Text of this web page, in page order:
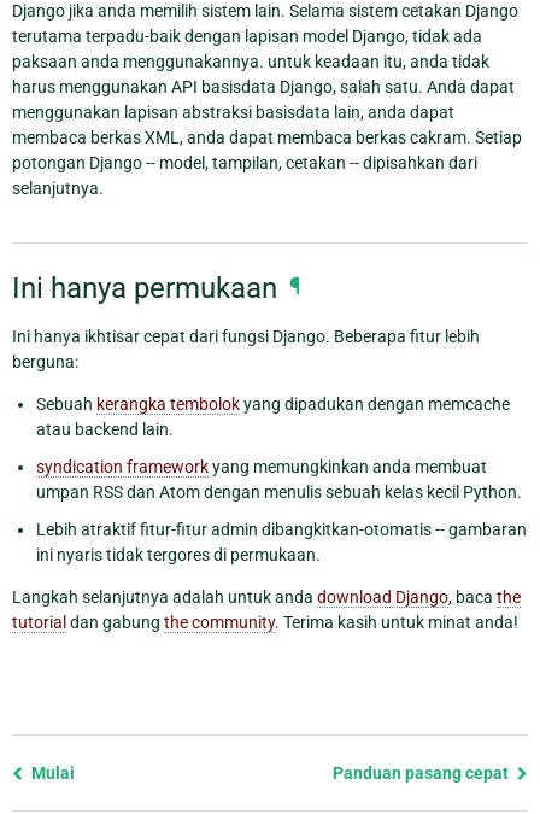
Django jika anda memilih sistem lain. Selama sistem cetakan Django
terutama terpadu-baik dengan lapisan model Django, tidak ada
paksaan anda menggunakannya. untuk keadaan itu, anda tidak
harus menggunakan API basisdata Django, salah satu. Anda dapat
menggunakan lapisan abstraksi basisdata lain, anda dapat
membaca berkas XML, anda dapat membaca berkas cakram. Setiap
potongan Django -- model, tampilan, cetakan -- dipisahkan dari
selanjutnya.
Ini hanya permukaan ¶
Ini hanya ikhtisar cepat dari fungsi Django. Beberapa fitur lebih
berguna:
Sebuah kerangka tembolokyang dipadukan dengan memcache
atau backend lain.
syndication frameworkyang memungkinkan anda membuat
umpan RSS dan Atom dengan menulis sebuah kelas kecil Python.
Lebih atraktif fitur-fitur admin dibangkitkan-otomatis -- gambaran
ini nyaris tidak tergores di permukaan.
Langkah selanjutnya adalah untuk anda download Django, baca the
tutorial dan gabung the community. Terima kasih untuk minat anda!
Previous
Mulai Panduan pasang cepat